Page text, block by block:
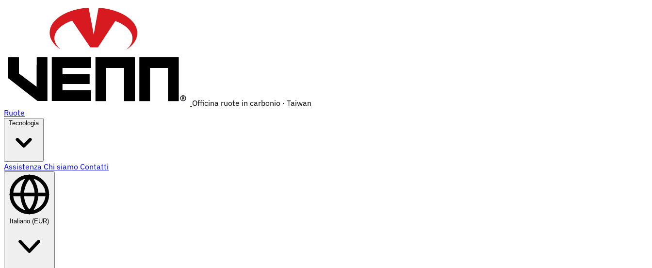
Officina ruote in carbonio · Taiwan
Ruote
Tecnologia
Assistenza Chi siamo Contatti